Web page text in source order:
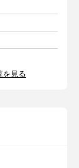
を見る